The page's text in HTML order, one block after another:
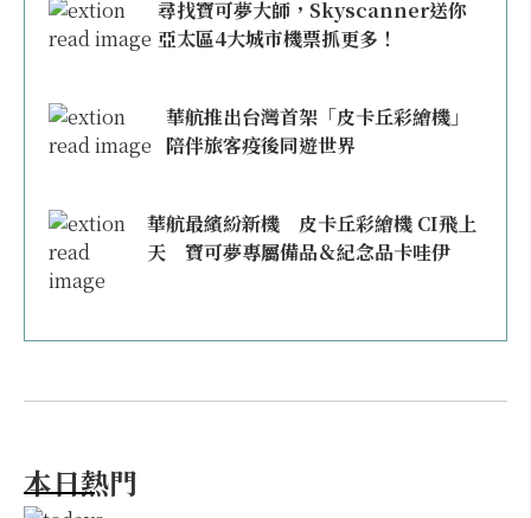
尋找寶可夢大師，Skyscanner送你
亞太區4大城市機票抓更多！
華航推出台灣首架「皮卡丘彩繪機」
陪伴旅客疫後同遊世界
華航最繽紛新機 皮卡丘彩繪機 CI飛上
天 寶可夢專屬備品＆紀念品卡哇伊
本日熱門